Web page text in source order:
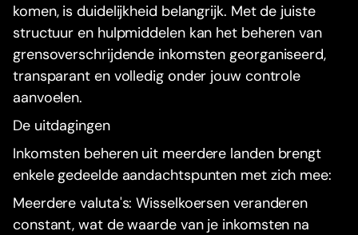
komen, is duidelijkheid belangrijk. Met de juiste
structuur en hulpmiddelen kan het beheren van
grensoverschrijdende inkomsten georganiseerd,
transparant en volledig onder jouw controle
aanvoelen.
De uitdagingen
Inkomsten beheren uit meerdere landen brengt
enkele gedeelde aandachtspunten met zich mee:
Meerdere valuta's: Wisselkoersen veranderen
constant, wat de waarde van je inkomsten na